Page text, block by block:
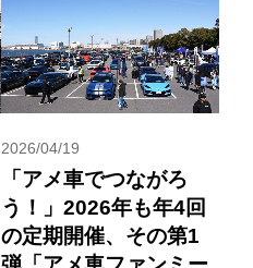
2026/04/19
「アメ車でつながろ
う！」2026年も年4回
の定期開催、その第1